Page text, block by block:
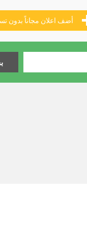
أضف اعلان مجاناً بدون